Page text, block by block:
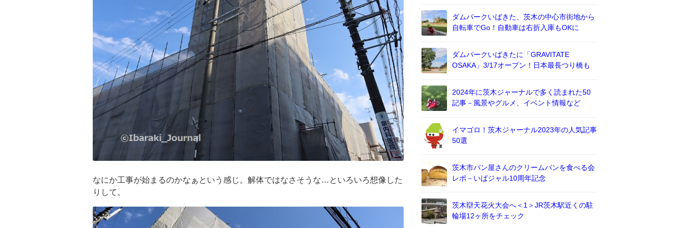
なにか工事が始まるのかなぁという感じ。解体ではなさそうな…といろいろ想像した
りして。
ダムパークいばきた、茨木の中心市街地から
自転車でGo！自動車は右折入庫もOKに
ダムパークいばきたに「GRAVITATE
OSAKA」3/17オープン！日本最長つり橋も
2024年に茨木ジャーナルで多く読まれた50
記事－風景やグルメ、イベント情報など
イマゴロ！茨木ジャーナル2023年の人気記事
50選
茨木市パン屋さんのクリームパンを食べる会
レポ－いばジャル10周年記念
茨木辯天花火大会へ＜1＞JR茨木駅近くの駐
輪場12ヶ所をチェック